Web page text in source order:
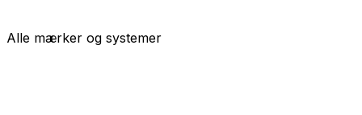
Alle mærker og systemer